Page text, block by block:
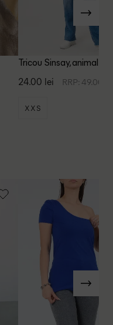
Tricou Sinsay, animal
24.00 lei RRP: 49.00 lei
XXS